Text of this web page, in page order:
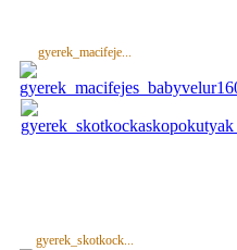
gyerek_macifeje...
gyerek_skotkock...